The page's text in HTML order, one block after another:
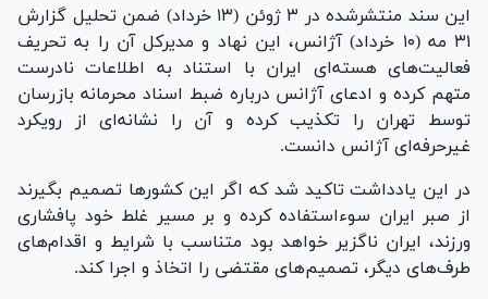
این سند منتشرشده در ۳ ژوئن (۱۳ خرداد) ضمن تحلیل گزارش
۳۱ مه (۱۰ خرداد) آژانس، این نهاد و مدیرکل آن را به تحریف
فعالیت‌های هسته‌ای ایران با استناد به اطلاعات نادرست
متهم کرده و ادعای آژانس درباره ضبط اسناد محرمانه بازرسان
توسط تهران را تکذیب کرده و آن را نشانه‌ای از رویکرد
غیرحرفه‌ای آژانس دانست.
در این یادداشت تاکید شد که اگر این کشور‌ها تصمیم بگیرند
از صبر ایران سوء‌استفاده کرده و بر مسیر غلط خود پافشاری
ورزند، ایران ناگزیر خواهد بود متناسب با شرایط و اقدام‌های
طرف‌های دیگر، تصمیم‌های مقتضی را اتخاذ و اجرا کند.